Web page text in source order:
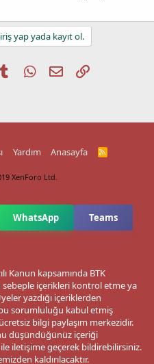
yap yada kayıt ol.
TumblrWhatsApp
E-postaLink
Yardım Anasayfa
R
XenForo Ltd.
WhatsApp Teams
Kanun kapsamında BTK
sebeple içerikleri kontrol etme ya
yazdığı içeriklerden
sorumluluğu kabul etmiş
bilgi paylaşım merkezidir.
düşündüğünüz içeriği
iletişime geçerek bildirebilirsiniz.
kaldırılacaktır.